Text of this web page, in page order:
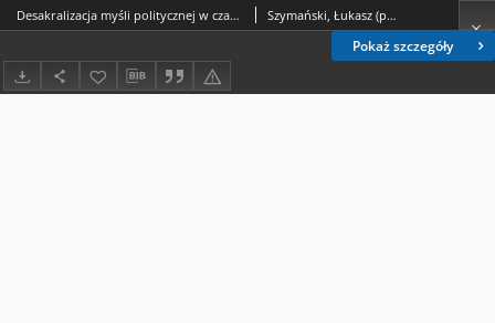
Pokaż szczegóły
Desakralizacja myśli politycznej w czasach nowożytnych Szymański, Łukasz (prawo)